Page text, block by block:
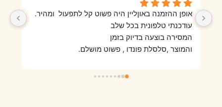
אופן ההזמנה באוןליין היה פשוט קל לתפעול  ומהיר.
עודכנתי טלפונית בכל שלב
המסירה בוצעה בדיוק בזמן
והמוצר ,סלסלת פונדו , פשוט מושלם.